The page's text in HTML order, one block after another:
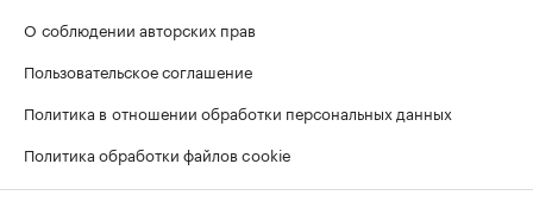
О соблюдении авторских прав
Пользовательское соглашение
Политика в отношении обработки персональных данных
Политика обработки файлов cookie